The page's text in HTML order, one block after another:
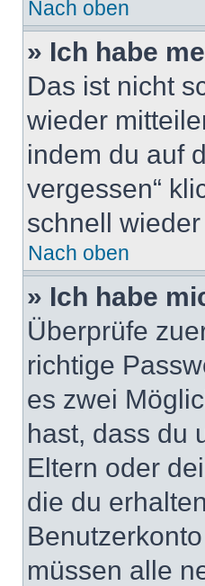
Nach oben
» Ich habe
Das ist nicht
wieder
indem du auf
vergessen“
schnell
Nach oben
» Ich habe
Überprüfe
richtige
es zwei
hast, dass du
Eltern oder
die du
müssen alle